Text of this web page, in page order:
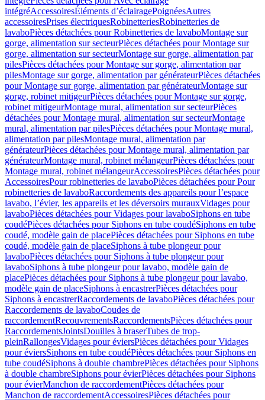
intégréAccessoiresÉléments d’éclairagePoignéesAutres
accessoiresPrises électriquesRobinetteriesRobinetteries de
lavaboPièces détachées pour Robinetteries de lavaboMontage sur
gorge, alimentation sur secteurPièces détachées pour Montage sur
gorge, alimentation sur secteurMontage sur gorge, alimentation par
pilesPièces détachées pour Montage sur gorge, alimentation par
pilesMontage sur gorge, alimentation par générateurPièces détachées
pour Montage sur gorge, alimentation par générateurMontage sur
gorge, robinet mitigeurPièces détachées pour Montage sur gorge,
robinet mitigeurMontage mural, alimentation sur secteurPièces
détachées pour Montage mural, alimentation sur secteurMontage
mural, alimentation par pilesPièces détachées pour Montage mural,
alimentation par pilesMontage mural, alimentation par
générateurPièces détachées pour Montage mural, alimentation par
générateurMontage mural, robinet mélangeurPièces détachées pour
Montage mural, robinet mélangeurAccessoiresPièces détachées pour
AccessoiresPour robinetteries de lavaboPièces détachées pour Pour
robinetteries de lavaboRaccordements des appareils pour l’espace
lavabo, l’évier, les appareils et les déversoirs murauxVidages pour
lavaboPièces détachées pour Vidages pour lavaboSiphons en tube
coudéPièces détachées pour Siphons en tube coudéSiphons en tube
coudé, modèle gain de placePièces détachées pour Siphons en tube
coudé, modèle gain de placeSiphons à tube plongeur pour
lavaboPièces détachées pour Siphons à tube plongeur pour
lavaboSiphons à tube plongeur pour lavabo, modèle gain de
placePièces détachées pour Siphons à tube plongeur pour lavabo,
modèle gain de placeSiphons à encastrerPièces détachées pour
Siphons à encastrerRaccordements de lavaboPièces détachées pour
Raccordements de lavaboCoudes de
raccordementRecouvrementsRaccordementsPièces détachées pour
RaccordementsJointsDouilles à braserTubes de trop-
pleinRallongesVidages pour éviersPièces détachées pour Vidages
pour éviersSiphons en tube coudéPièces détachées pour Siphons en
tube coudéSiphons à double chambrePièces détachées pour Siphons
à double chambreSiphons pour évierPièces détachées pour Siphons
pour évierManchon de raccordementPièces détachées pour
Manchon de raccordementAccessoiresPièces détachées pour